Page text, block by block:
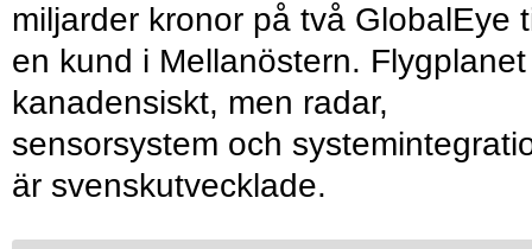
miljarder kronor på två GlobalEye
en kund i Mellanöstern.
kanadensiskt, men radar,
sensorsystem och
är svenskutvecklade.